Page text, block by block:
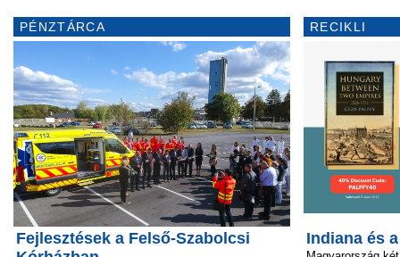
PÉNZTÁRCA
Fejlesztések a Felső-Szabolcsi
RECIKLI
Indiana és